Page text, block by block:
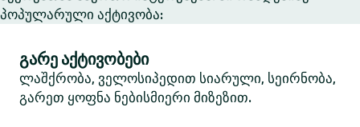
პოპულარული აქტივობა:
გარე აქტივობები
ლაშქრობა, ველოსიპედით სიარული, სეირნობა,
გარეთ ყოფნა ნებისმიერი მიზეზით.